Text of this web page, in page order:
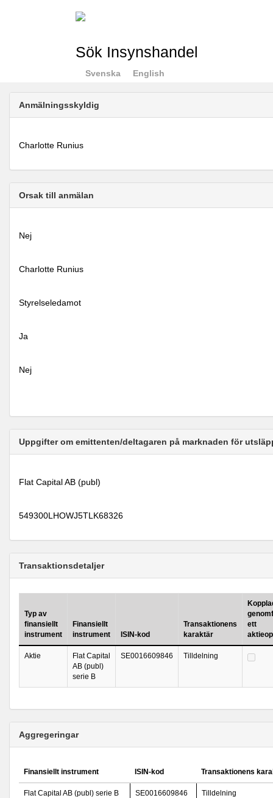
Sök Insynshandel
Svenska English
Anmälningsskyldig
Charlotte Runius
Orsak till anmälan
Nej
Charlotte Runius
Styrelseledamot
Ja
Nej
Uppgifter om emittenten/deltagaren på marknaden för
Flat Capital AB (publ)
549300LHOWJ5TLK68326
Transaktionsdetaljer
Typ av
finansiellt
instrument
Finansiellt
instrument
ISIN-kod
Transaktionens
karaktär
ett
Aktie
Flat Capital
AB (publ)
serie B
SE0016609846 Tilldelning
Aggregeringar
Finansiellt instrument ISIN-kod Transaktionens
Flat Capital AB (publ) serie B SE0016609846 Tilldelning